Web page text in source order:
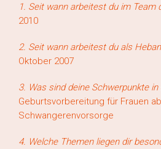
1. Seit wann arbeitest du im Team
2010
2. Seit wann arbeitest du als
Oktober 2007
3. Was sind deine Schwerpunkte
Geburtsvorbereitung für Frauen
Schwangerenvorsorge
4. Welche Themen liegen dir